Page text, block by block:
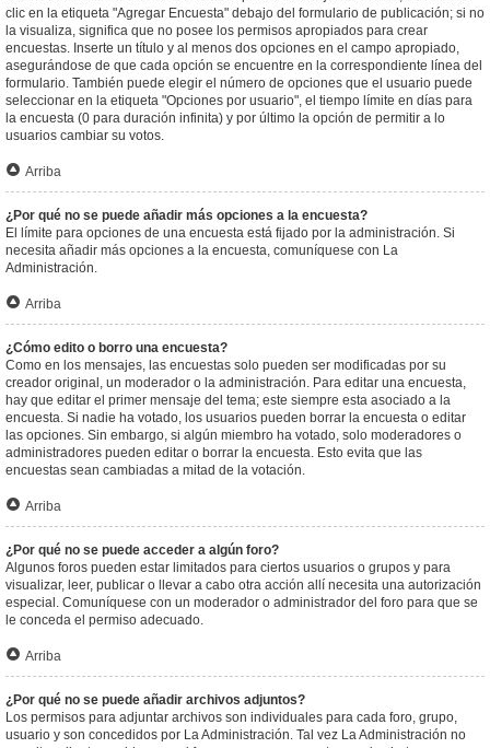
clic en la etiqueta "Agregar Encuesta" debajo del formulario de publicación; si no
la visualiza, significa que no posee los permisos apropiados para crear
encuestas. Inserte un título y al menos dos opciones en el campo apropiado,
asegurándose de que cada opción se encuentre en la correspondiente línea del
formulario. También puede elegir el número de opciones que el usuario puede
seleccionar en la etiqueta "Opciones por usuario", el tiempo límite en días para
la encuesta (0 para duración infinita) y por último la opción de permitir a lo
usuarios cambiar su votos.
Arriba
¿Por qué no se puede añadir más opciones a la encuesta?
El límite para opciones de una encuesta está fijado por la administración. Si
necesita añadir más opciones a la encuesta, comuníquese con La
Administración.
Arriba
¿Cómo edito o borro una encuesta?
Como en los mensajes, las encuestas solo pueden ser modificadas por su
creador original, un moderador o la administración. Para editar una encuesta,
hay que editar el primer mensaje del tema; este siempre esta asociado a la
encuesta. Si nadie ha votado, los usuarios pueden borrar la encuesta o editar
las opciones. Sin embargo, si algún miembro ha votado, solo moderadores o
administradores pueden editar o borrar la encuesta. Esto evita que las
encuestas sean cambiadas a mitad de la votación.
Arriba
¿Por qué no se puede acceder a algún foro?
Algunos foros pueden estar limitados para ciertos usuarios o grupos y para
visualizar, leer, publicar o llevar a cabo otra acción allí necesita una autorización
especial. Comuníquese con un moderador o administrador del foro para que se
le conceda el permiso adecuado.
Arriba
¿Por qué no se puede añadir archivos adjuntos?
Los permisos para adjuntar archivos son individuales para cada foro, grupo,
usuario y son concedidos por La Administración. Tal vez La Administración no